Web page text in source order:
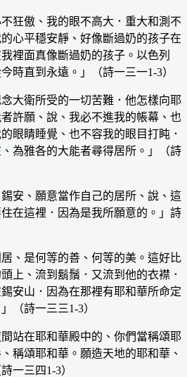
傲、我的眼不高大．重大和測不
心平穩安靜、好像斷過奶的孩子在
裡面真像斷過奶的孩子。以色列
時直到永遠。」（詩一三一1-3）
衛所受的一切苦難．他怎樣向耶
許願、說、我必不進我的帳幕、也
眼睛睡覺、也不容我的眼目打盹．
為雅各的大能者尋得居所。」（詩
、願意當作自己的居所、說、這
在這裡．因為是我所願意的。」詩
是何等的善、何等的美。這好比
上、流到鬍鬚．又流到他的衣襟．
安山．因為在那裡有耶和華所命定
（詩一三三1-3）
在耶和華殿中的、你們當稱頌耶
稱頌耶和華。願造天地的耶和華、
一三四1-3）